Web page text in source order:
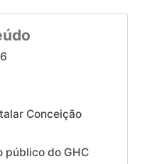
Conceição
público do GHC